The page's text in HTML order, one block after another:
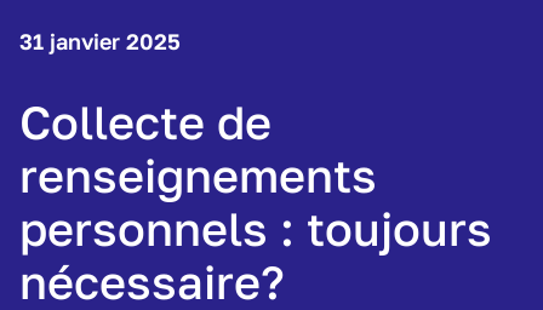
31 janvier 2025
Collecte de
renseignements
personnels : toujours
nécessaire?